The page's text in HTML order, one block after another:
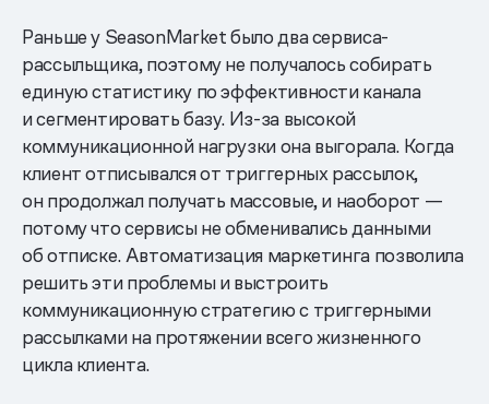
Раньше у SeasonMarket было два сервиса-
рассыльщика, поэтому не получалось собирать
единую статистику по эффективности канала
и сегментировать базу. Из-за высокой
коммуникационной нагрузки она выгорала. Когда
клиент отписывался от триггерных рассылок,
он продолжал получать массовые, и наоборот —
потому что сервисы не обменивались данными
об отписке. Автоматизация маркетинга позволила
решить эти проблемы и выстроить
коммуникационную стратегию с триггерными
рассылками на протяжении всего жизненного
цикла клиента.